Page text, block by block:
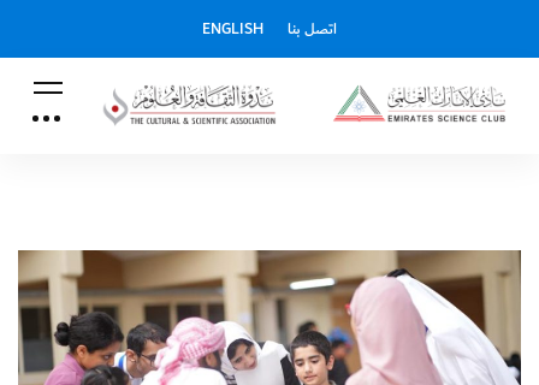
اتصل بنا ENGLISH